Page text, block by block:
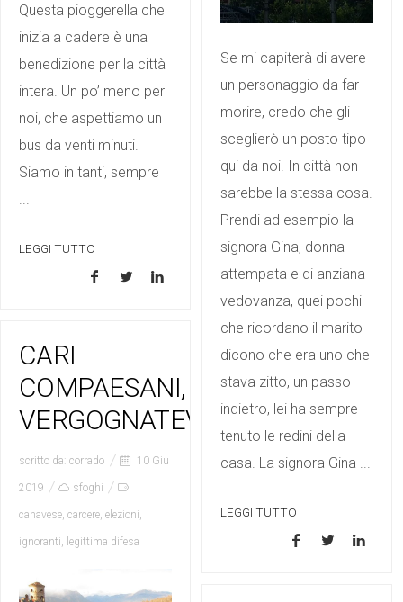
Questa pioggerella che
inizia a cadere è una
benedizione per la città
intera. Un po’ meno per
noi, che aspettiamo un
bus da venti minuti.
Siamo in tanti, sempre
...
LEGGI TUTTO
Se mi capiterà di avere
un personaggio da far
morire, credo che gli
sceglierò un posto tipo
qui da noi. In città non
sarebbe la stessa cosa.
Prendi ad esempio la
signora Gina, donna
attempata e di anziana
vedovanza, quei pochi
che ricordano il marito
dicono che era uno che
stava zitto, un passo
indietro, lei ha sempre
tenuto le redini della
casa. La signora Gina ...
LEGGI TUTTO
CARI
COMPAESANI,
VERGOGNATEVI
scritto da: corrado 10 Giu
2019 sfoghi
canavese, carcere, elezioni,
ignoranti, legittima difesa